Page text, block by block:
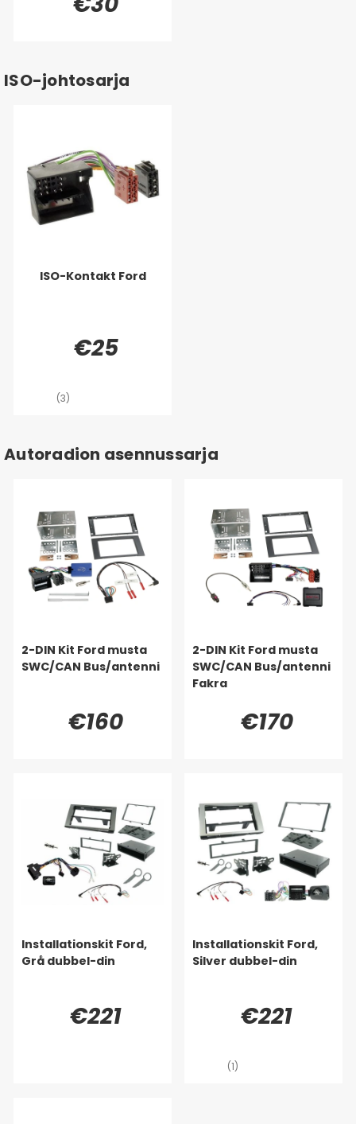
ISO-johtosarja
ISO-Kontakt Ford
€25
(3)
Autoradion asennussarja
2-DIN Kit Ford musta
SWC/CAN Bus/antenni
€160
2-DIN Kit Ford musta
SWC/CAN Bus/antenni
Fakra
€170
Installationskit Ford,
Grå dubbel-din
€221
Installationskit Ford,
Silver dubbel-din
€221
(1)